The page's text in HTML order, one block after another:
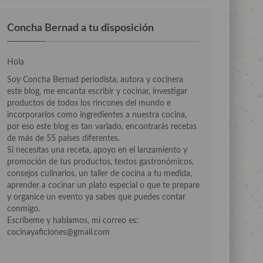
Concha Bernad a tu disposición
Hola
Soy Concha Bernad periodista, autora y cocinera
este blog, me encanta escribir y cocinar, investigar
productos de todos los rincones del mundo e
incorporarlos como ingredientes a nuestra cocina,
por eso este blog es tan variado, encontrarás recetas
de más de 55 países diferentes.
Si necesitas una receta, apoyo en el lanzamiento y
promoción de tus productos, textos gastronómicos,
consejos culinarios, un taller de cocina a tu medida,
aprender a cocinar un plato especial o que te prepare
y organice un evento ya sabes que puedes contar
conmigo.
Escríbeme y hablamos, mi correo es:
cocinayaficiones@gmail.com